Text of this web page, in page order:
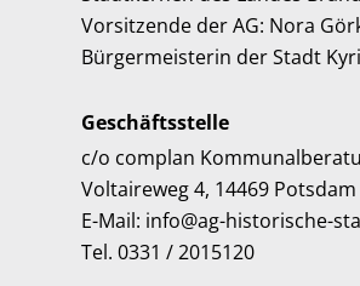
Vorsitzende der AG: Nora
Bürgermeisterin der Stadt
Geschäftsstelle
c/o complan
Voltaireweg 4, 14469 Potsdam
E-Mail: info@ag-historische-
Tel. 0331 / 2015120